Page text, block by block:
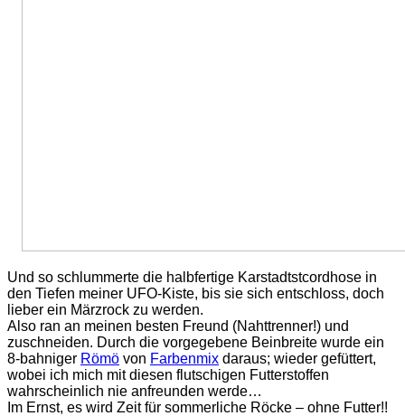
Und so schlummerte die halbfertige Karstadtstcordhose in
den Tiefen meiner UFO-Kiste, bis sie sich entschloss, doch
lieber ein Märzrock zu werden.
Also ran an meinen besten Freund (Nahttrenner!) und
zuschneiden. Durch die vorgegebene Beinbreite wurde ein
8-bahniger Römö von Farbenmix daraus; wieder gefüttert,
wobei ich mich mit diesen flutschigen Futterstoffen
wahrscheinlich nie anfreunden werde…
Im Ernst, es wird Zeit für sommerliche Röcke – ohne Futter!!